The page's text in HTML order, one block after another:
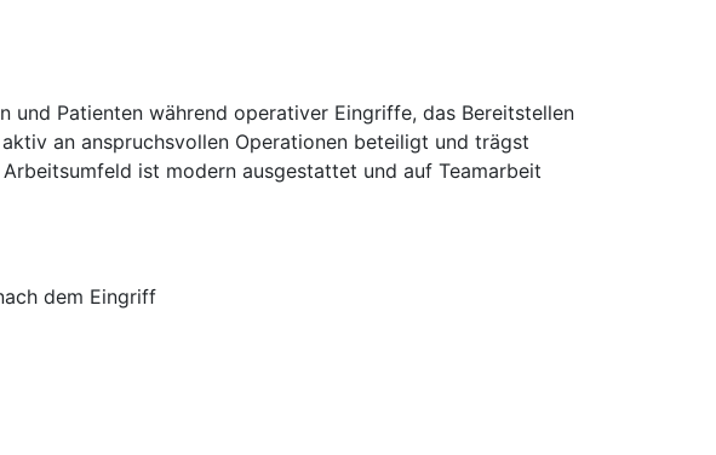
und Patienten während operativer Eingriffe, das Bereitstellen
an anspruchsvollen Operationen beteiligt und trägst
ist modern ausgestattet und auf Teamarbeit
dem Eingriff